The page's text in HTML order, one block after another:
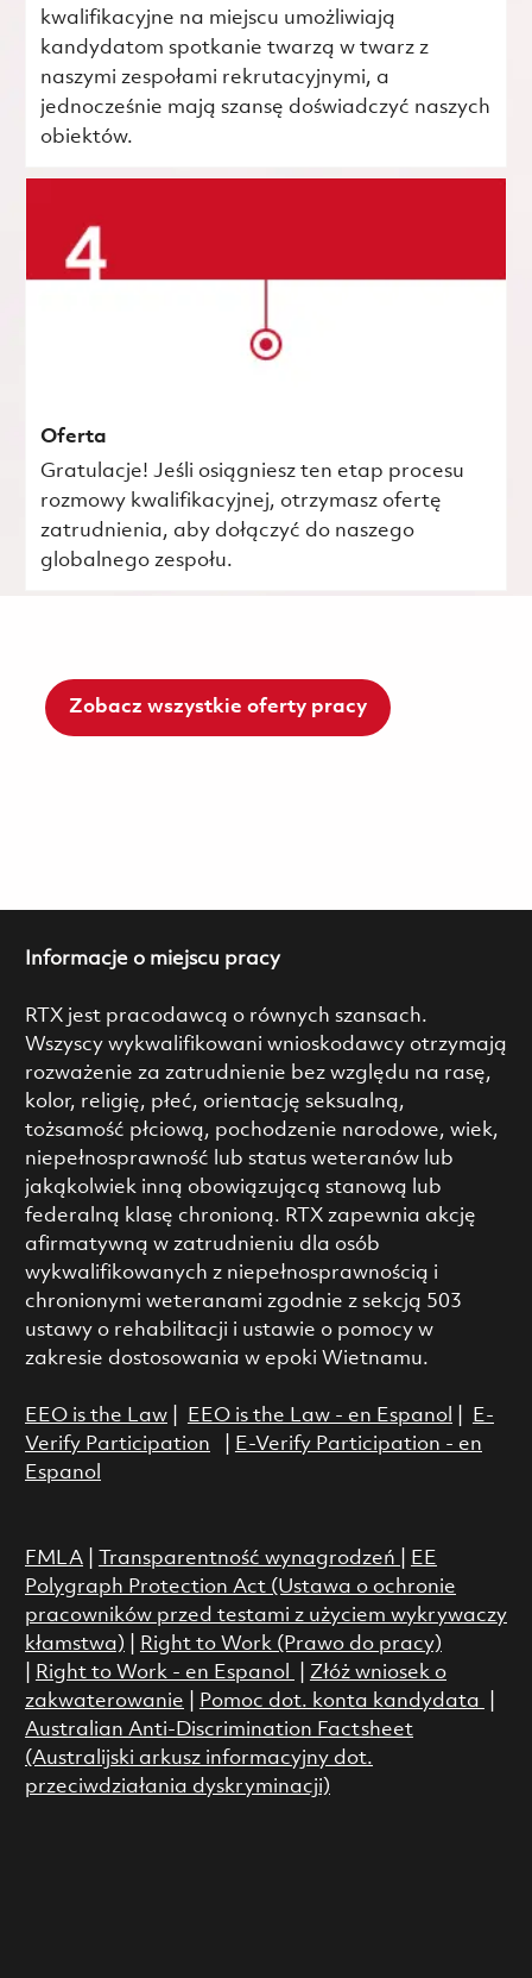
kwalifikacyjne na miejscu umożliwiają
kandydatom spotkanie twarzą w twarz z
naszymi zespołami rekrutacyjnymi, a
jednocześnie mają szansę doświadczyć naszych
obiektów.
Oferta
Gratulacje! Jeśli osiągniesz ten etap procesu
rozmowy kwalifikacyjnej, otrzymasz ofertę
zatrudnienia, aby dołączyć do naszego
globalnego zespołu.
Zobacz wszystkie oferty pracy
Informacje o miejscu pracy
RTX jest pracodawcą o równych szansach.
Wszyscy wykwalifikowani wnioskodawcy otrzymają
rozważenie za zatrudnienie bez względu na rasę,
kolor, religię, płeć, orientację seksualną,
tożsamość płciową, pochodzenie narodowe, wiek,
niepełnosprawność lub status weteranów lub
jakąkolwiek inną obowiązującą stanową lub
federalną klasę chronioną. RTX zapewnia akcję
afirmatywną w zatrudnieniu dla osób
wykwalifikowanych z niepełnosprawnością i
chronionymi weteranami zgodnie z sekcją 503
ustawy o rehabilitacji i ustawie o pomocy w
zakresie dostosowania w epoki Wietnamu.
EEO is the Law| EEO is the Law - en Espanol
E-
Verify Participation
E-Verify Participation - en
Espanol
FMLA| Transparentność wynagrodzeń
EE
Polygraph Protection Act (Ustawa o ochronie
pracowników przed testami z użyciem wykrywaczy
kłamstwa)
Right to Work (Prawo do pracy)
Right to Work - en Espanol
Złóż wniosek o
zakwaterowanie
Pomoc dot. konta kandydata
Australian Anti-Discrimination Factsheet
(Australijski arkusz informacyjny dot.
przeciwdziałania dyskryminacji)